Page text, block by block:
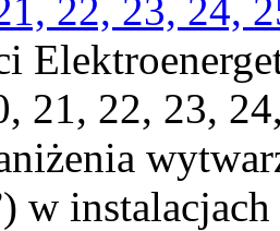
22, 23, 24,
21, 22, 23,
w